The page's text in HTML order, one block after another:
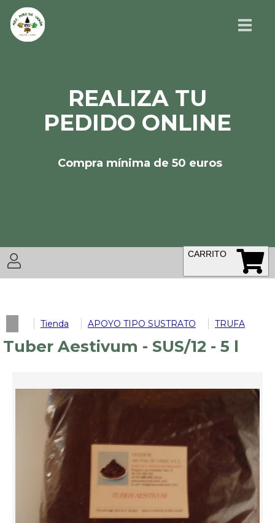
REALIZA TU
PEDIDO ONLINE
Compra mínima de 50 euros
CARRITO
Tienda APOYO TIPO SUSTRATO TRUFA
Tuber Aestivum - SUS/12 - 5 l